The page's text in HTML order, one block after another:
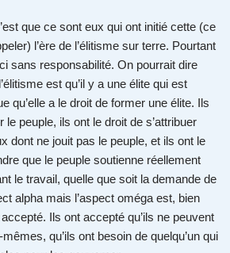
que ce sont eux qui ont initié cette (ce
l’ère de l’élitisme sur terre. Pourtant
sans responsabilité. On pourrait dire
est qu’il y a une élite qui est
qu’elle a le droit de former une élite. Ils
le peuple, ils ont le droit de s’attribuer
dont ne jouit pas le peuple, et ils ont le
que le peuple soutienne réellement
le travail, quelle que soit la demande de
alpha mais l’aspect oméga est, bien
Ils ont accepté qu’ils ne peuvent
qu’ils ont besoin de quelqu’un qui